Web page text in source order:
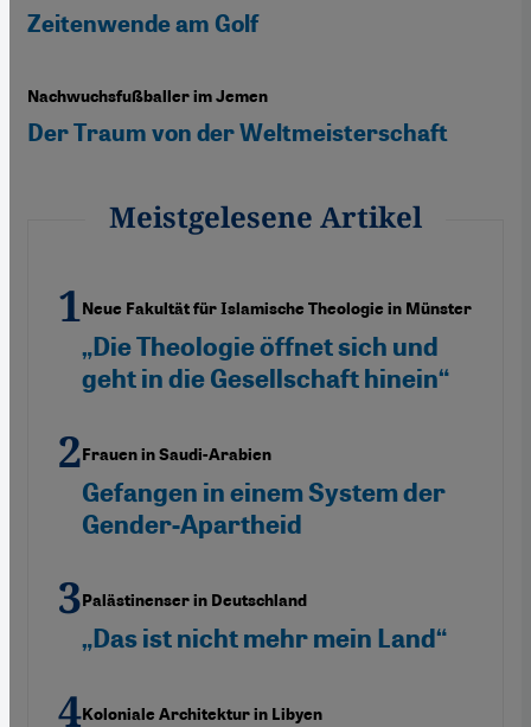
Zeitenwende am Golf
Nachwuchsfußballer im Jemen
Der Traum von der Weltmeisterschaft
Meistgelesene Artikel
Neue Fakultät für Islamische Theologie in Münster
„Die Theologie öffnet sich und
geht in die Gesellschaft hinein“
Frauen in Saudi-Arabien
Gefangen in einem System der
Gender-Apartheid
Palästinenser in Deutschland
„Das ist nicht mehr mein Land“
Koloniale Architektur in Libyen